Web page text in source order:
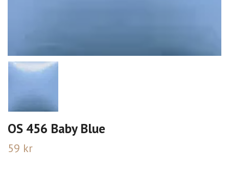
OS 456 Baby Blue
59 kr